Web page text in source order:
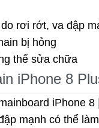
rơi rớt, va đập
bị hỏng
thể sửa chữa
iPhone 8
iPhone 8
mạnh có thể